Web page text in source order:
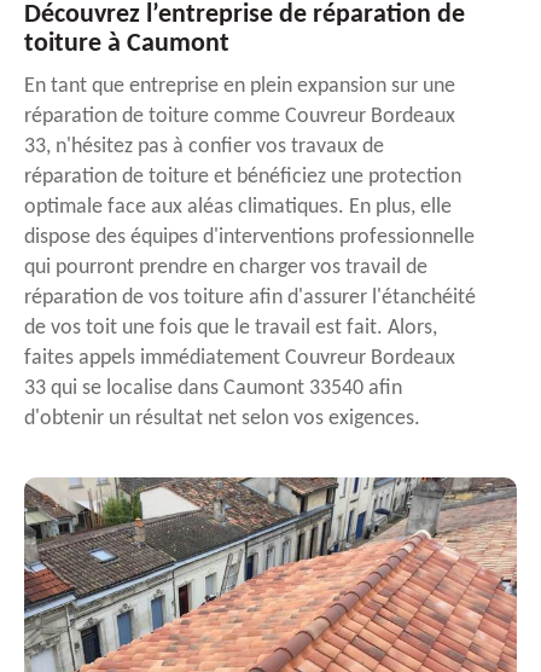
Découvrez l’entreprise de réparation de
toiture à Caumont
En tant que entreprise en plein expansion sur une
réparation de toiture comme Couvreur Bordeaux
33, n'hésitez pas à confier vos travaux de
réparation de toiture et bénéficiez une protection
optimale face aux aléas climatiques. En plus, elle
dispose des équipes d'interventions professionnelle
qui pourront prendre en charger vos travail de
réparation de vos toiture afin d'assurer l'étanchéité
de vos toit une fois que le travail est fait. Alors,
faites appels immédiatement Couvreur Bordeaux
33 qui se localise dans Caumont 33540 afin
d'obtenir un résultat net selon vos exigences.